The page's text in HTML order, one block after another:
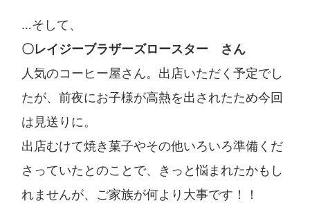
…そして、
〇レイジーブラザーズロースター さん
人気のコーヒー屋さん。出店いただく予定でし
たが、前夜にお子様が高熱を出されたため今回
は見送りに。
出店むけて焼き菓子やその他いろいろ準備くだ
さっていたとのことで、きっと悩まれたかもし
れませんが、ご家族が何より大事です！！